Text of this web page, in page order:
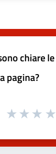
chiare
pagina?